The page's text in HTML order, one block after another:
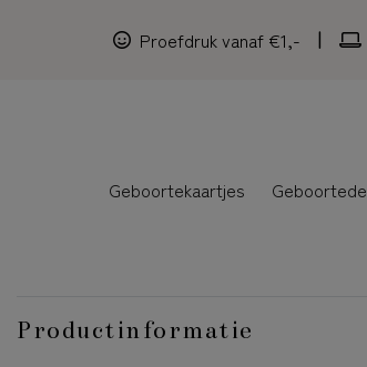
Proefdruk vanaf €1,-
Geboortekaartjes
Productinformatie